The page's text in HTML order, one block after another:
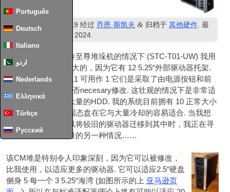
Português
Deutsch
Italiano
اردو
Nederlands
Ελληνικά
Türkçe
Русский
发表 23 十一月 2019 经过乔恩·斯凯夫 & 归档于其他硬件. 最
二月 2024.
我有一个原始的酷冷至尊堆垛机的情况下 (STC-T01-UW) 我用
我的服务器. 这是伟大的，因为它有 12 5.25“外部驱动器托架.
严格来说，它具有 11 可用作 1 它们是采取了由电源按钮和前
USB模块, 但是这是否necesary修改. 这壮观的情况下是非常适
合的存储阵列配合大量的HDD. 我的系统目前拥有 10 正常大小
的硬盘驱动器和 2 固态盘在它与大量冷却的容易适合. 当我想
建立第二台服务器以将较旧的驱动器迁移到其中时，我正在寻
找具有同样出色容量的另一种情况……
该CM堆是特别令人印象深刻，因为它可以被修改，
比我使用，以适应更多的驱动器. 它可以适应2.5“硬盘
侧身 5 每一个 3 5.25“海湾 (如图所示的上 亚马逊页